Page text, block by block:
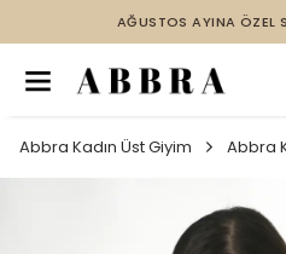
AĞUSTOS AYINA ÖZEL
Abbra Kadın Üst Giyim Abbra